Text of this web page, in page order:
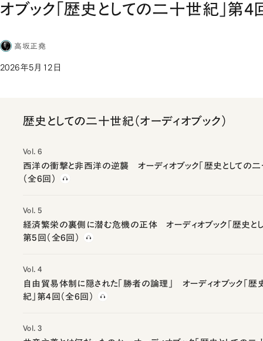
オブック「歴史としての二十世紀」第4
高坂正堯
2026年5月12日
歴史としての二十世紀（オーディオブック）
Vol. 6
西洋の衝撃と非西洋の逆襲 オーディオブック「歴史としての
（全6回）
Vol. 5
経済繁栄の裏側に潜む危機の正体 オーディオブック「歴史と
第5回（全6回）
Vol. 4
自由貿易体制に隠された「勝者の論理」 オーディオブック「歴
紀」第4回（全6回）
Vol. 3